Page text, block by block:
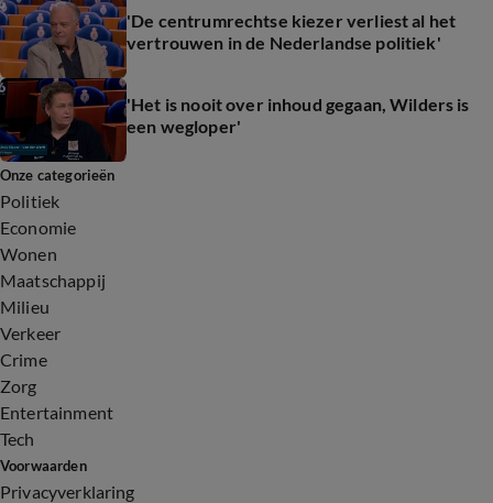
'De centrumrechtse kiezer verliest al het
vertrouwen in de Nederlandse politiek'
'Het is nooit over inhoud gegaan, Wilders is
een wegloper'
Onze categorieën
Politiek
Economie
Wonen
Maatschappij
Milieu
Verkeer
Crime
Zorg
Entertainment
Tech
Voorwaarden
Privacyverklaring